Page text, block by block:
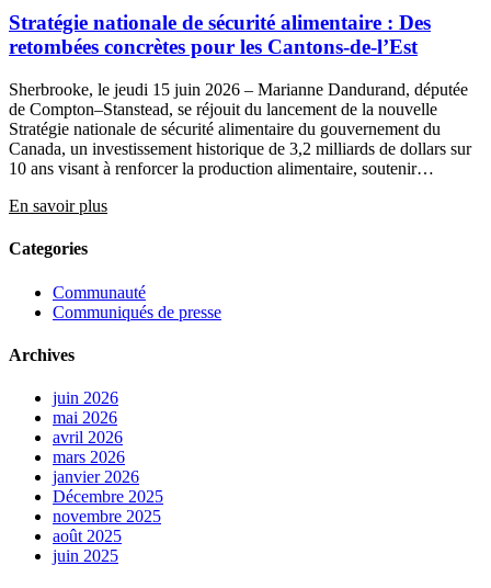
Stratégie nationale de sécurité alimentaire : Des
retombées concrètes pour les Cantons-de-l’Est
Sherbrooke, le jeudi 15 juin 2026 – Marianne Dandurand, députée
de Compton–Stanstead, se réjouit du lancement de la nouvelle
Stratégie nationale de sécurité alimentaire du gouvernement du
Canada, un investissement historique de 3,2 milliards de dollars sur
10 ans visant à renforcer la production alimentaire, soutenir…
En savoir plus
Categories
Communauté
Communiqués de presse
Archives
juin 2026
mai 2026
avril 2026
mars 2026
janvier 2026
Décembre 2025
novembre 2025
août 2025
juin 2025